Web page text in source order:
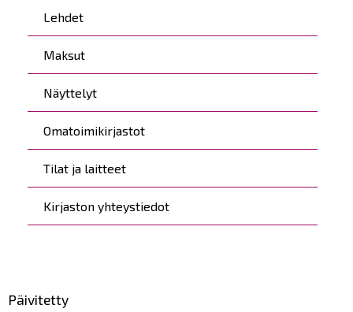
Lehdet
Maksut
Näyttelyt
Omatoimikirjastot
Tilat ja laitteet
Kirjaston yhteystiedot
Päivitetty